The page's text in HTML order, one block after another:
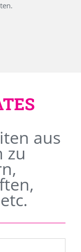
aus
zu